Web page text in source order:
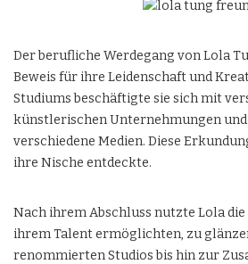
Der berufliche Werdegang von Lola
Beweis für ihre Leidenschaft und
Studiums beschäftigte sie sich mit
künstlerischen Unternehmungen
verschiedene Medien. Diese
ihre Nische entdeckte.
Nach ihrem Abschluss nutzte Lola die
ihrem Talent ermöglichten, zu
renommierten Studios bis hin zur